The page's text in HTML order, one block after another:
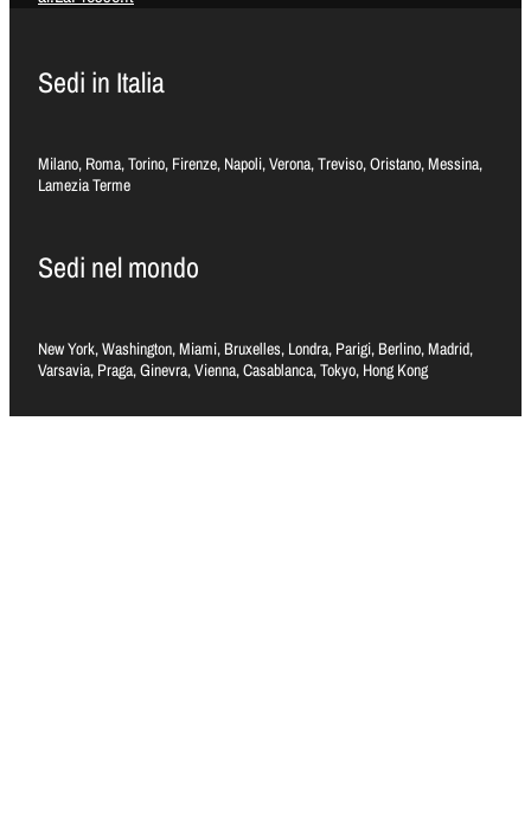
Sedi in Italia
Milano, Roma, Torino, Firenze, Napoli, Verona, Treviso, Oristano, Messina,
Lamezia Terme
Sedi nel mondo
New York, Washington, Miami, Bruxelles, Londra, Parigi, Berlino, Madrid,
Varsavia, Praga, Ginevra, Vienna, Casablanca, Tokyo, Hong Kong